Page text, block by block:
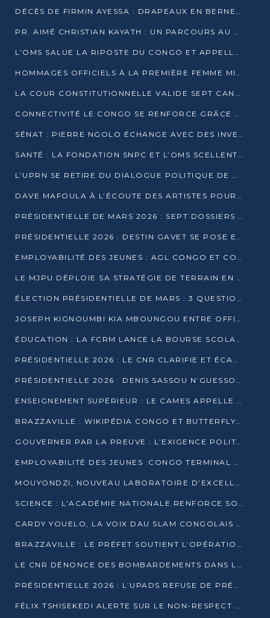
DÉCÈS DE FIRMIN AYESSA : DRAPEAUX EN BERNE LUNDI
PR. AIMÉ CHRISTIAN KAYATH : UN PARCOURS AU SERVICE DE LA RECHERCHE ET DE L’INNOVATION
L’OMS SALUE LA RIPOSTE DU CONGO ET APPELLE À DES RÉFORMES DURABLES
HOMMAGES OFFICIELS À LA PREMIÈRE FEMME MINISTRE DU CONGO
LA COUR CONSTITUTIONNELLE VALIDE SEPT CANDIDATURES POUR LA PRÉSIDENTIELLE
CONNECTIVITÉ LE CONGO SE RENFORCE GRÂCE AU CÂBLE 2AFRICA
SÉNAT : PIERRE NGOLO ÉCHANGE AVEC DES INVESTISSEURS DU NUMÉRIQUE
SANTÉ : LA FONDATION SNPC ET L’OMS SCELLENT UN PARTENARIAT STRATÉGIQUE DE TROIS ANS
L’UPRN SE RETIRE DU DIALOGUE POLITIQUE DE DJAMBALA : TENSIONS DANS LE PRÉ-ÉLECTORAL CONGOLAIS
DAVE MAFOULA À L’ÉCOUTE DES ARTISTES POUR REDÉFINIR SA POLITIQUE CULTURELLE
PRÉSIDENTIELLE DE MARS 2026 : SEPT DOSSIERS DE CANDIDATURE ENREGISTRÉS À LA CLÔTURE DES DÉPÔTS
PRÉSIDENTIELLE 2026 : DESTIN GAVET SE POSE EN CANDIDAT DU « RAS-LE-BOL »
EMPLOYABILITÉ DES JEUNES : AGL CONGO ET CONGO TERMINAL S’ALLIENT À UCAC-ICAM
LE MJPU DÉPLOIE SA STRATÉGIE DE TERRAIN EN FAVEUR DE DSN
ÉLECTION PRÉSIDENTIELLE DE MARS : 3 QUESTIONS À UN EXPERT CONGOLAIS DE LA CYBERSÉCURITÉ
JOSEPH KIGNOUMBI KIA MBOUNGOU ENTRE OFFICIELLEMENT EN COURSE POUR LA PRÉSIDENTIELLE
ÉDUCATION : LA FCRM LANCE LA BOURSE SCOLAIRE FRANCINE-NTOUMI POUR PROMOUVOIR LES FILIÈRES SCIENTIFIQUES
PRÉSIDENTIELLE 2026 : LE CNR CLARIFIE ET ÉCARTE LA CANDIDATURE DU PASTEUR NTUMI
PRÉSIDENTIELLE 2026 : DENIS SASSOU N’GUESSO ANNONCE OFFICIELLEMENT SA CANDIDATURE
ENSEIGNEMENT SUPÉRIEUR : LE CAMES APPELLE À UNE UNIVERSITÉ AFRICAINE AXÉE SUR L’EMPLOYABILITÉ
BRAZZAVILLE : WIKIPÉDIA CONGO ET BUTTERFLY SCELLENT UN PARTENARIAT POUR STRUCTURER LE BÉNÉVOLAT NUMÉRIQUE
GOUVERNER PAR LA PREUVE : L’EXIGENCE POLITIQUE DU XXIᵉ SIÈCLE
EMPLOYABILITÉ DES JEUNES :CONGO TERMINAL S’ALLIE À L’ESCIC POUR RAPPROCHER L’ÉCOLE DU TERRAIN
MOUYONDZI, NOUVEAU LABORATOIRE D’EXCELLENCE PÉDAGOGIQUE AVEC L’ENFICE
SCIENCE : L’ACADÉMIE NATIONALE RENFORCE SON ÉQUIPE ET TRACE SA FEUILLE DE ROUTE 2026
CARDY YOUELO, LA VOIX DAU SLAM CONGOLAIS QUI INTERPELLE LE MONDE
BRAZZAVILLE : LE PRÉFET SOUTIENT L’OPÉRATION « ZÉRO KULUNA » ET APPELLE À LA VIGILANCE CITOYENNE
LE CNR DÉNONCE DES BOMBARDEMENTS DANS LE POOL ET ACCUSE LE GOUVERNEMENT
PRÉSIDENTIELLE 2026 : L’UPADS REFUSE DE PRÉSENTER UN CANDIDAT ET DÉNONCE UN PROCESSUS NON CRÉDIBLE
FÉLIX TSHISEKEDI ALERTE SUR LE NON-RESPECT DES ENGAGEMENTS DE PAIX APRÈS SA RENCONTRE AVEC D. SASSOU-NGUESSO